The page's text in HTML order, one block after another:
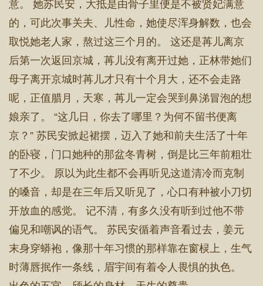
意。 她苏民安，大抵是由骨子里便是不被贤妃满意
的，可此次事关夫、儿性命，她使尽浑身解数，也会
取悦她老人家，熬过这三个月的。 这还是苒儿离京
后第一次返回京城，苒儿没有离开过她，正林带她们
母子离开京城时苒儿才只有十个月大，还不会走路
呢，正值腊月，天寒，苒儿一定会哭到鼻涕冒泡的想
娘亲了。 “这几日，你去了哪里？为何不留书便离
京？” 苏民安掀起裙摆，迈入了她和前夫生活了十年
的卧寝，门口她种的那盆冬青树，倒是比三年前粗壮
了不少。 原以为此生都不会再听见这道清冷而克制
的嗓音，却是在三年后又听见了，心口有种被小刀切
开放血的感觉。 记不清，有多久没有听到过他不带
偏见和嘲讽的语气。 苏民安循着声音看过去，姜元
末身穿蟒袍，像那十年习惯的那样靠在窗棂上，生气
时薄唇抿作一条线，眉宇间有着令人畏惧的执色。